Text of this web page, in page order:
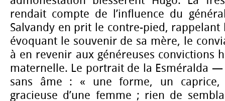
rendait compte de l’influence du
Salvandy en prit le contre-pied, rappelant
évoquant le souvenir de sa mère, le
à en revenir aux généreuses convictions
maternelle. Le portrait de la Esméralda —
sans âme : « une forme, un caprice,
gracieuse d’une femme ; rien de